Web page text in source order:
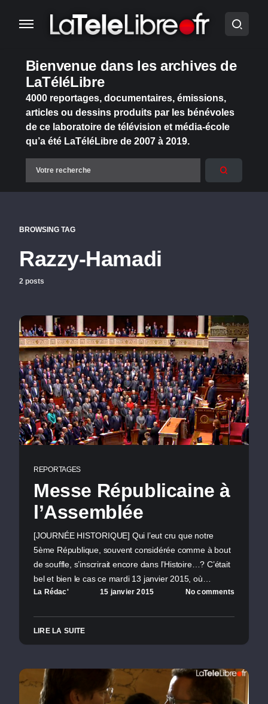
Bienvenue dans les archives de
LaTéléLibre
4000 reportages, documentaires, émissions,
articles ou dessins produits par les bénévoles
de ce laboratoire de télévision et média-école
qu’a été LaTéléLibre de 2007 à 2019.
BROWSING TAG
Razzy-Hamadi
2 posts
REPORTAGES
Messe Républicaine à
l’Assemblée
[JOURNÉE HISTORIQUE] Qui l’eut cru que notre
5ème République, souvent considérée comme à bout
de souffle, s’inscrirait encore dans l’Histoire…? C’était
bel et bien le cas ce mardi 13 janvier 2015, où…
La Rédac' 15 janvier 2015 No comments
LIRE LA SUITE